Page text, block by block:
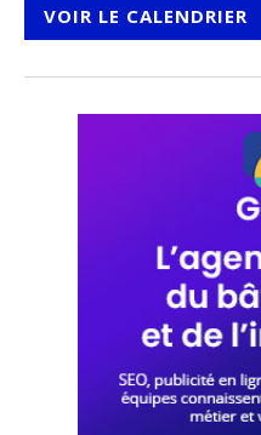
VOIR LE CALENDRIER